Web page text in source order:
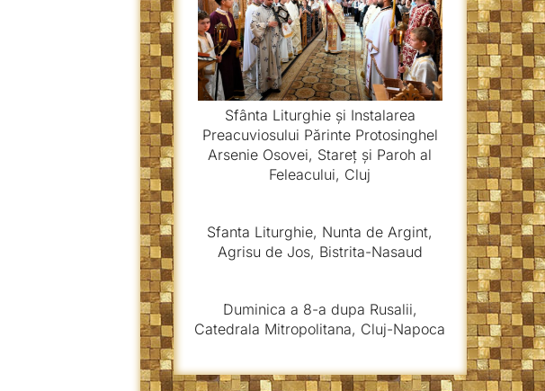
Sfânta Liturghie și Instalarea
Preacuviosului Părinte Protosinghel
Arsenie Osovei, Stareț și Paroh al
Feleacului, Cluj
Sfanta Liturghie, Nunta de Argint,
Agrisu de Jos, Bistrita-Nasaud
Duminica a 8-a dupa Rusalii,
Catedrala Mitropolitana, Cluj-Napoca